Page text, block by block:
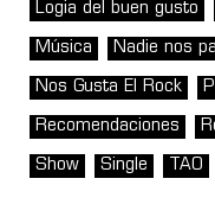
Logia del buen gusto
Música Nadie nos
Nos Gusta El Rock
Recomendaciones
Show Single TAO